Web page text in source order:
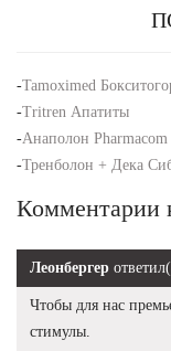
-Tamoximed
-Tritren Апатиты
-Анаполон
-Тренболон + Дека
Комментарии
Леонбергер
Чтобы для нас
стимулы.